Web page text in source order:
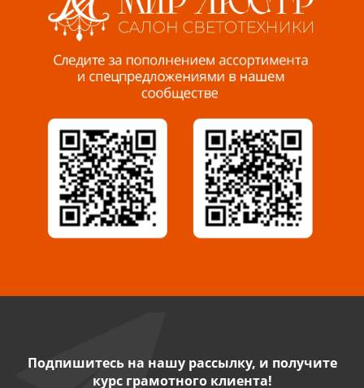
Пенза, ул. Пролетарская, 61 ТЦ "Стройбери"
Миасс, ул. Романенко, 95
8 922 500 30 39
Сызрань, ул. Декабристов, 1А
8 927 009 54 63
Саратов, ул. Танкистов, 37 (БЦ «Дикомп»)
Нефтекамск, ул. Ленина, 62
Подпишитесь на нашу рассылку, и получите
курс грамотного клиента!